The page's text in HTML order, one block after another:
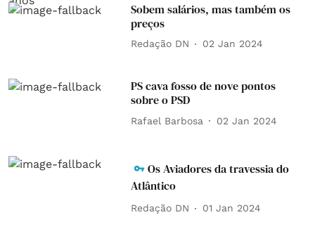
Sobem salários, mas também os
preços
Redação DN 02 Jan 2024
PS cava fosso de nove pontos
sobre o PSD
Rafael Barbosa 02 Jan 2024
Os Aviadores da travessia do
Atlântico
Redação DN 01 Jan 2024